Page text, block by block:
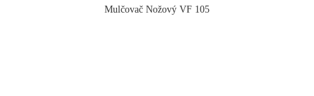
Mulčovač Nožový VF 105